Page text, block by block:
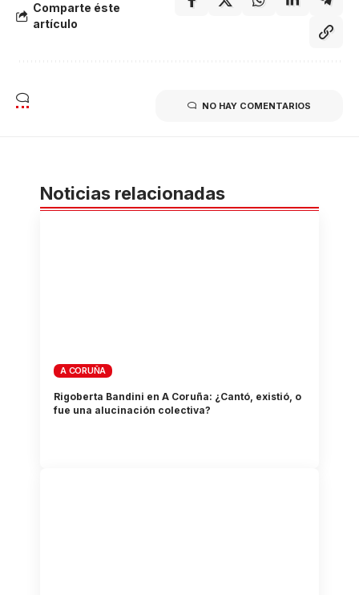
Comparte éste
artículo
NO HAY COMENTARIOS
Noticias relacionadas
A CORUÑA
Rigoberta Bandini en A Coruña: ¿Cantó, existió, o
fue una alucinación colectiva?